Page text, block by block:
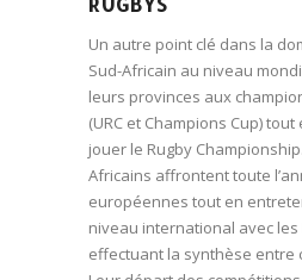
Un autre point clé dans la
Sud-Africain au niveau
leurs provinces aux
(URC et Champions Cup)
jouer le Rugby
Africains affrontent toute
européennes tout en
niveau international avec
effectuant la synthèse entre